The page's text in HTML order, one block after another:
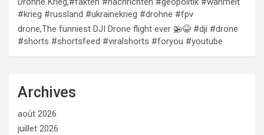
#krieg #russland #ukrainekrieg #drohne #fpv
drone,The funniest DJI Drone flight ever 🚁😂 #dji #drone
#shorts #shortsfeed #viralshorts #foryou #youtube
Archives
août 2026
juillet 2026